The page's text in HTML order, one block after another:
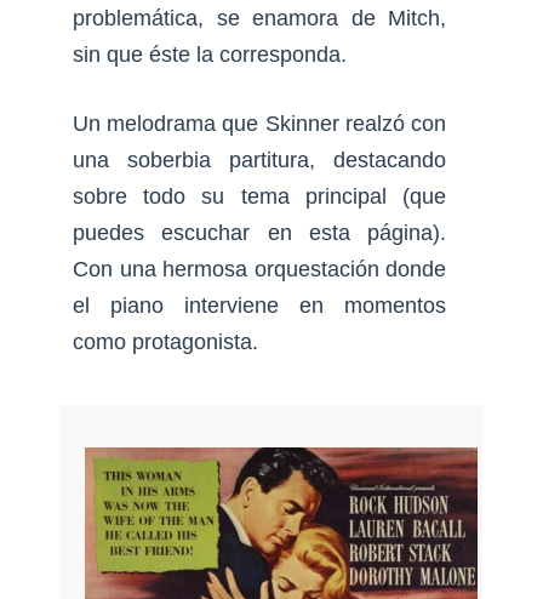
problemática, se enamora de Mitch,
sin que éste la corresponda.
Un melodrama que Skinner realzó con
una soberbia partitura, destacando
sobre todo su tema principal (que
puedes escuchar en esta página).
Con una hermosa orquestación donde
el piano interviene en momentos
como protagonista.